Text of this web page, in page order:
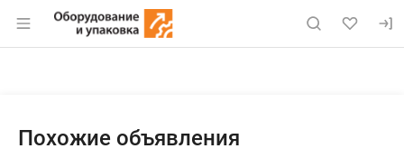
Раздел навигации по сайту eqinfo.ru
Похожие объявления